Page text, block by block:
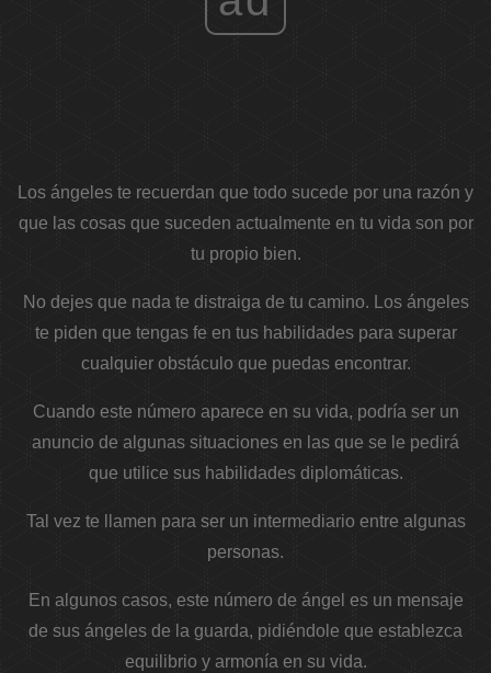
Los ángeles te recuerdan que todo sucede por una razón y
que las cosas que suceden actualmente en tu vida son por
tu propio bien.
No dejes que nada te distraiga de tu camino. Los ángeles
te piden que tengas fe en tus habilidades para superar
cualquier obstáculo que puedas encontrar.
Cuando este número aparece en su vida, podría ser un
anuncio de algunas situaciones en las que se le pedirá
que utilice sus habilidades diplomáticas.
Tal vez te llamen para ser un intermediario entre algunas
personas.
En algunos casos, este número de ángel es un mensaje
de sus ángeles de la guarda, pidiéndole que establezca
equilibrio y armonía en su vida.